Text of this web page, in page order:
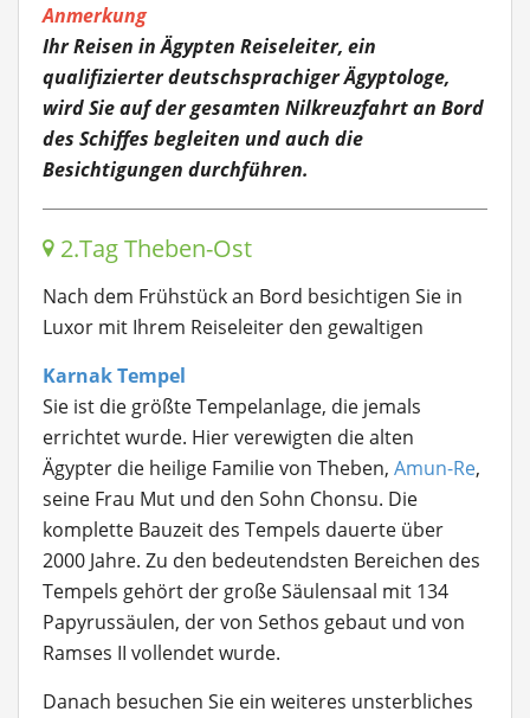
Anmerkung
Ihr Reisen in Ägypten Reiseleiter, ein
qualifizierter deutschsprachiger Ägyptologe,
wird Sie auf der gesamten Nilkreuzfahrt an Bord
des Schiffes begleiten und auch die
Besichtigungen durchführen.
2.Tag Theben-Ost
Nach dem Frühstück an Bord besichtigen Sie in
Luxor mit Ihrem Reiseleiter den gewaltigen
Karnak Tempel
Sie ist die größte Tempelanlage, die jemals
errichtet wurde. Hier verewigten die alten
Ägypter die heilige Familie von Theben, Amun-Re,
seine Frau Mut und den Sohn Chonsu. Die
komplette Bauzeit des Tempels dauerte über
2000 Jahre. Zu den bedeutendsten Bereichen des
Tempels gehört der große Säulensaal mit 134
Papyrussäulen, der von Sethos gebaut und von
Ramses II vollendet wurde.
Danach besuchen Sie ein weiteres unsterbliches